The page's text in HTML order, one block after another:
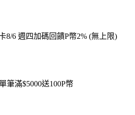
8/6 週四加碼回饋P幣2% (無上限)
筆滿$5000送100P幣